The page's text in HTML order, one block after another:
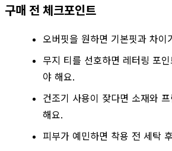
구매 전 체크포인트
오버핏을 원하면 기본핏과 차이
무지 티를 선호하면 레터링 포
야 해요.
건조기 사용이 잦다면 소재와
해요.
피부가 예민하면 착용 전 세탁